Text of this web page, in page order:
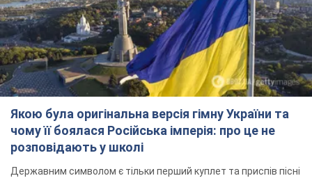
Якою була оригінальна версія гімну України та
чому її боялася Російська імперія: про це не
розповідають у школі
Державним символом є тільки перший куплет та приспів пісні